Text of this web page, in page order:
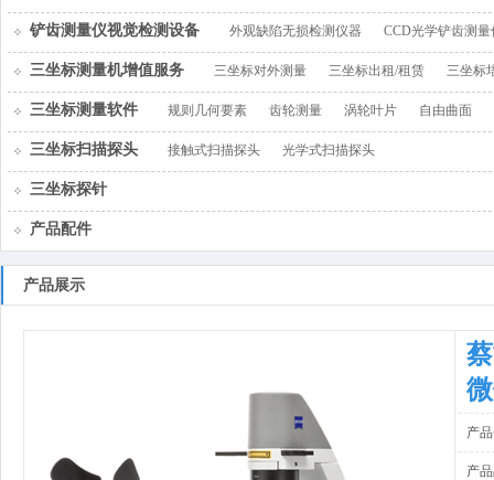
铲齿测量仪视觉检测设备 外观缺陷无损检测仪器 CCD光学铲齿测量
三坐标测量机增值服务 三坐标对外测量 三坐标出租/租赁 三坐标
三坐标测量软件 规则几何要素 齿轮测量 涡轮叶片 自由曲面
三坐标扫描探头 接触式扫描探头 光学式扫描探头
三坐标探针
产品配件
产品展示
产
产